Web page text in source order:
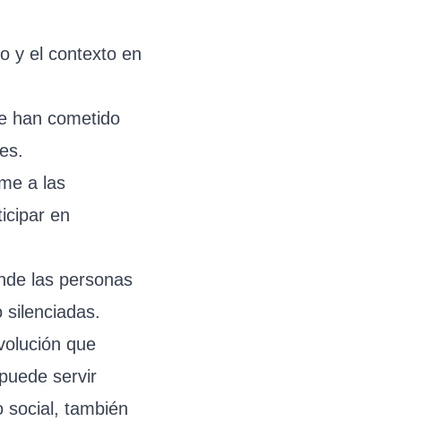
y el contexto en
han cometido
a las
en
las personas
que
servir
social, también